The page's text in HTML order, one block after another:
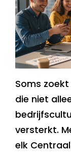
Soms
die niet
versterkt.
elk